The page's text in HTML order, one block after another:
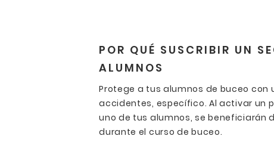
POR QUÉ SUSCRIBIR UN
ALUMNOS
Protege a tus alumnos de buceo con
accidentes, específico. Al activar un
uno de tus alumnos, se beneficiarán
durante el curso de buceo.